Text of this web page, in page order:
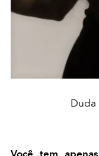
Duda
Você tem